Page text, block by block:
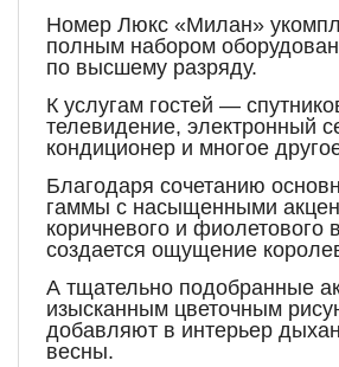
Номер Люкс «Милан»
полным набором
по высшему разряду.
К услугам гостей —
телевидение, электронный
кондиционер и многое
Благодаря сочетанию
гаммы с насыщенными
коричневого и фиолетового
создается ощущение
А тщательно подобранные
изысканным цветочным
добавляют в интерьер
весны.